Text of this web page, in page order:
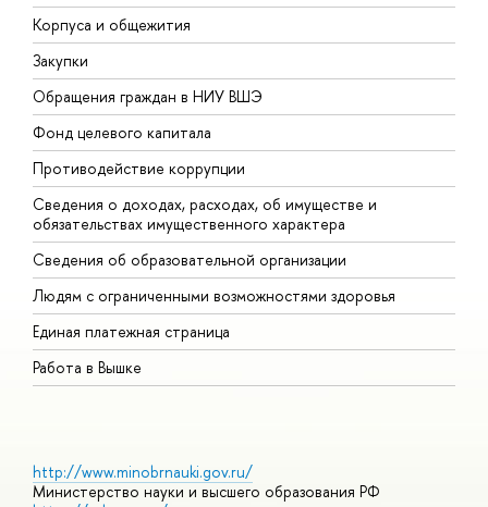
Корпуса и общежития
Закупки
Обращения граждан в НИУ ВШЭ
Фонд целевого капитала
Противодействие коррупции
Сведения о доходах, расходах, об имуществе и
обязательствах имущественного характера
Сведения об образовательной организации
Людям с ограниченными возможностями здоровья
Единая платежная страница
Работа в Вышке
http://www.minobrnauki.gov.ru/
Министерство науки и высшего образования РФ